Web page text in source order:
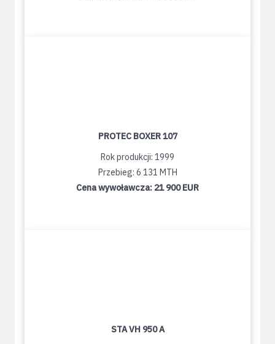
PROTEC BOXER 107
Rok produkcji: 1999
Przebieg: 6 131 MTH
Cena wywoławcza: 21 900 EUR
STA VH 950 A